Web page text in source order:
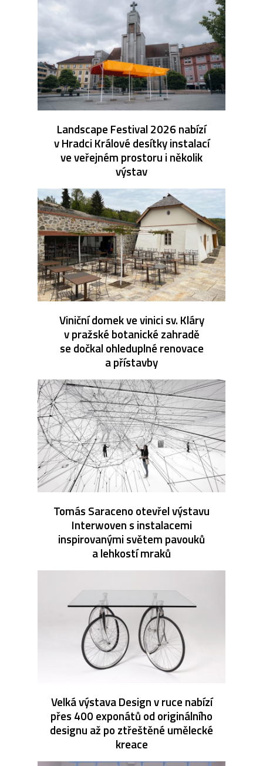
Landscape Festival 2026 nabízí
v Hradci Králové desítky instalací
ve veřejném prostoru i několik
výstav
Viniční domek ve vinici sv. Kláry
v pražské botanické zahradě
se dočkal ohleduplné renovace
a přístavby
Tomás Saraceno otevřel výstavu
Interwoven s instalacemi
inspirovanými světem pavouků
a lehkostí mraků
Velká výstava Design v ruce nabízí
přes 400 exponátů od originálního
designu až po ztřeštěné umělecké
kreace